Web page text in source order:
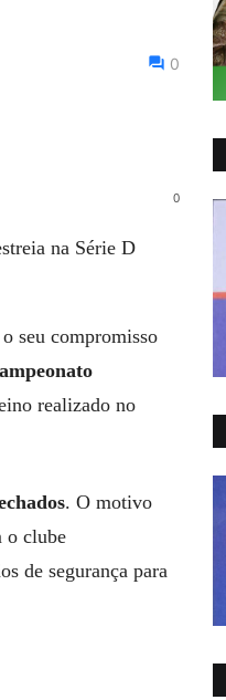
0
0
seu compromisso
realizado no
. O motivo
o clube
de segurança para